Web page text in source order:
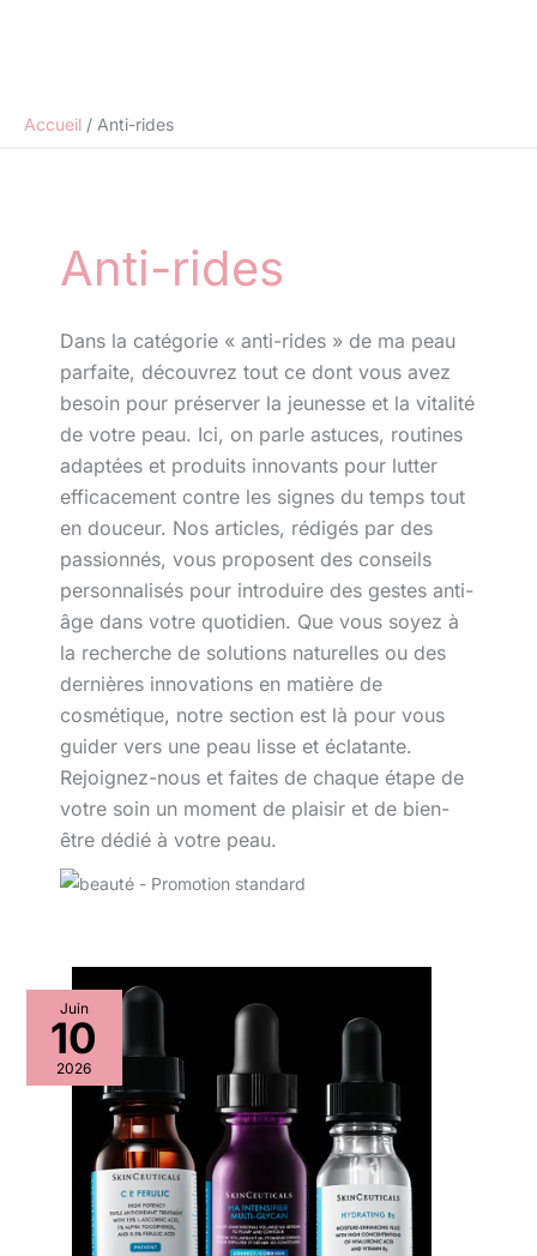
Accueil Anti-rides
Anti-rides
Dans la catégorie « anti-rides » de ma peau
parfaite, découvrez tout ce dont vous avez
besoin pour préserver la jeunesse et la vitalité
de votre peau. Ici, on parle astuces, routines
adaptées et produits innovants pour lutter
efficacement contre les signes du temps tout
en douceur. Nos articles, rédigés par des
passionnés, vous proposent des conseils
personnalisés pour introduire des gestes anti-
âge dans votre quotidien. Que vous soyez à
la recherche de solutions naturelles ou des
dernières innovations en matière de
cosmétique, notre section est là pour vous
guider vers une peau lisse et éclatante.
Rejoignez-nous et faites de chaque étape de
votre soin un moment de plaisir et de bien-
être dédié à votre peau.
Juin
10
2026